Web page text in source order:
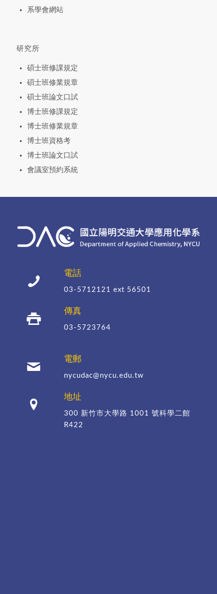
系學會網站
研究所
碩士班修課規定
碩士班修業規章
碩士班論文口試
博士班修課規定
博士班修業規章
博士班資格考
博士班論文口試
會議室預約系統
電話
03-5712121 ext 56501
傳真
03-5723764
電郵
nycudac@nycu.edu.tw
地址
300 新竹市大學路 1001 號科學二館
R422